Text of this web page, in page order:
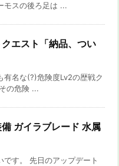
モスの後ろ足は ...
エスト「納品、つい
有名な(?)危険度Lv2の歴戦ク
の危険 ...
ガイラブレード 水属
です。 先日のアップデート